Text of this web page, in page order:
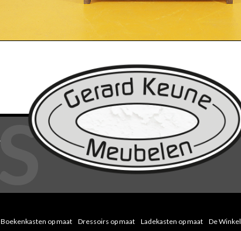
Boekenkasten op maat Dressoirs op maat Ladekasten op maat De Winkel